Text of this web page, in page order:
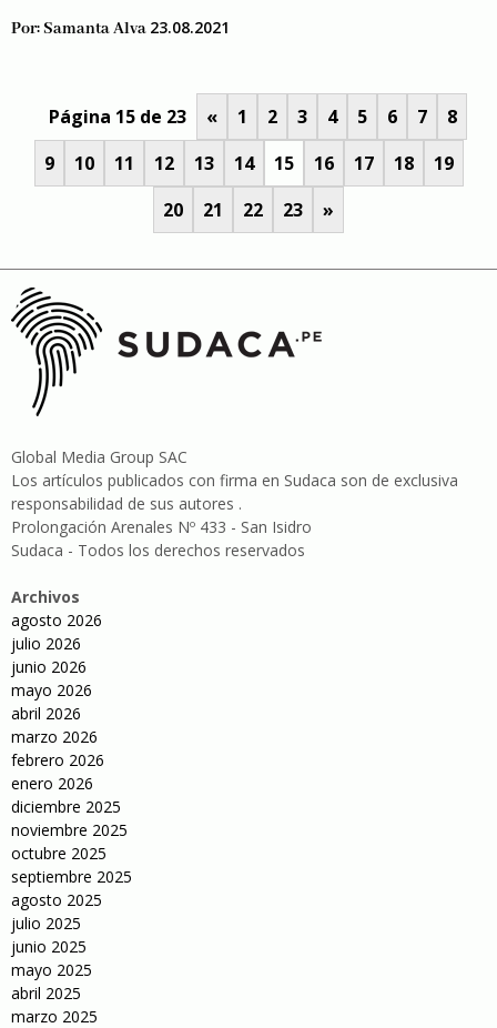
Por:Samanta Alva 23.08.2021
Página 15 de 23 « 1 2 3 4 5 6 7
8
9
10 11 12 13 14 15 16 17 18
19
20
21 22 23 »
Global Media Group SAC
Los artículos publicados con firma en Sudaca son de exclusiva
responsabilidad de sus autores .
Prolongación Arenales Nº 433 - San Isidro
Sudaca - Todos los derechos reservados
Archivos
agosto 2026
julio 2026
junio 2026
mayo 2026
abril 2026
marzo 2026
febrero 2026
enero 2026
diciembre 2025
noviembre 2025
octubre 2025
septiembre 2025
agosto 2025
julio 2025
junio 2025
mayo 2025
abril 2025
marzo 2025